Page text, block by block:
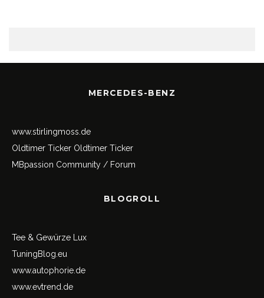
MERCEDES-BENZ
www.stirlingmoss.de
Oldtimer Ticker Oldtimer Ticker
MBpassion Community / Forum
BLOGROLL
Tee & Gewürze Lux
TuningBlog.eu
www.autophorie.de
www.evtrend.de